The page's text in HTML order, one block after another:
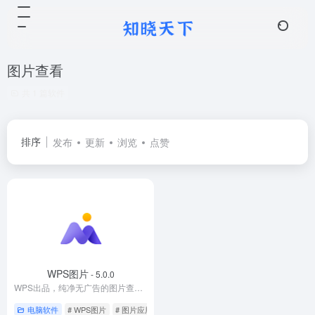
图片查看
排序 发布 更新 浏览 点赞
WPS图片- 5.0.0
电脑软件 # WPS图片 # 图片应用